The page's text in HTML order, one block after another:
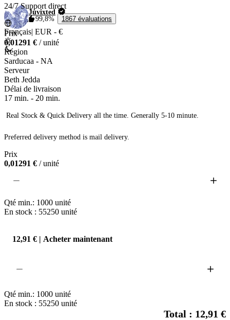
24/7 Support direct
Français| EUR - €
Juvixted
99,8%
1867 évaluations
Prix
0,01291 € / unité
Région
Sarducaa - NA
Serveur
Beth Jedda
Délai de livraison
17 min. - 20 min.
Real Stock & Quick Delivery all the time. Generally 5-10 minute.
Prix
0,01291 € / unité
Qté min.: 1000 unité
En stock : 55250 unité
12,91 € | Acheter maintenant
Qté min.: 1000 unité
En stock : 55250 unité
Total : 12,91 €